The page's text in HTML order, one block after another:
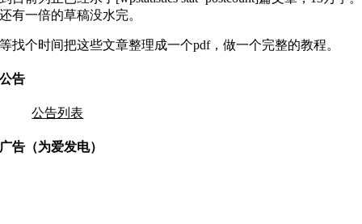
还有一倍的草稿没水完。
等找个时间把这些文章整理成一个pdf，做一个完整的教程。
公告
公告列表
广告（为爱发电）